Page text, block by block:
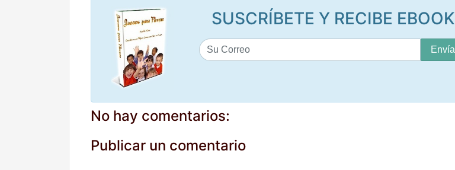
SUSCRÍBETE Y RECIBE EBOOK
u
No hay comentarios:
Publicar un comentario